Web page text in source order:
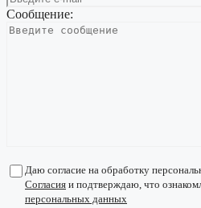
Сообщение:
Даю согласие на обработку
Согласия и подтверждаю, что
персональных данных